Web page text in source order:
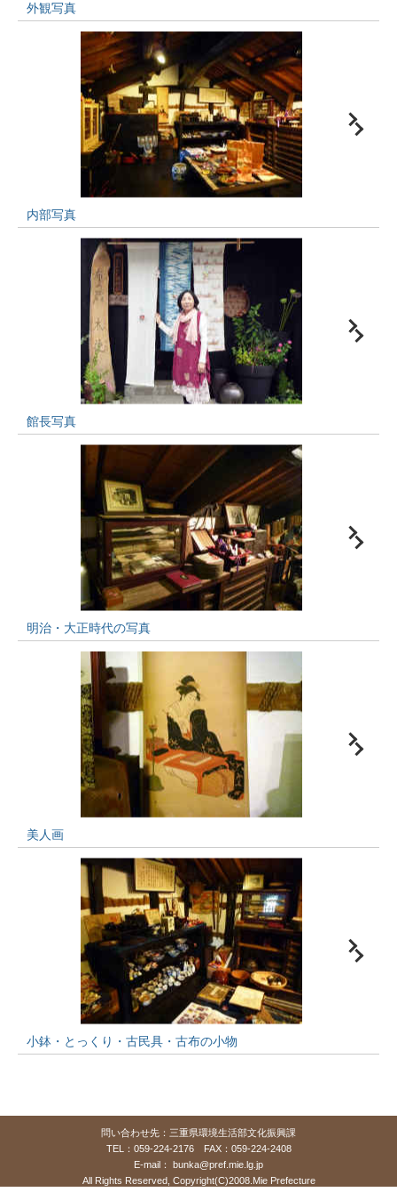
外観写真
内部写真
館長写真
明治・大正時代の写真
美人画
小鉢・とっくり・古民具・古布の小物
問い合わせ先：三重県環境生活部文化振興課
TEL：059-224-2176 FAX：059-224-2408
E-mail： bunka@pref.mie.lg.jp
All Rights Reserved, Copyright(C)2008.Mie Prefecture